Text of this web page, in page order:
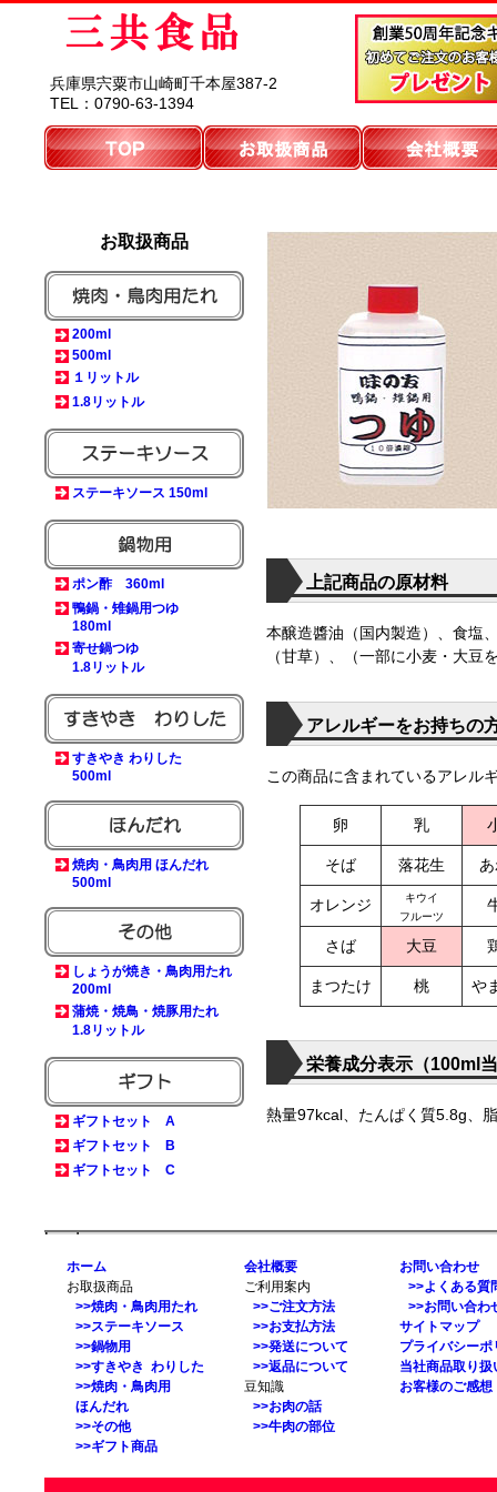
兵庫県宍粟市山崎町千本屋387-2
TEL：0790-63-1394
上記商品の原材料
本醸造醬油（国内製造）、食塩
（甘草）、（一部に小麦・大豆
アレルギーをお持ちの
この商品に含まれているアレル
卵 乳
そば 落花生
オレンジ
キウイ
フルーツ
さば 大豆
まつたけ 桃 や
栄養成分表示（100ml
熱量97kcal、たんぱく質5.8g、
お取扱商品
200ml
500ml
１リットル
1.8リットル
ステーキソース 150ml
ポン酢 360ml
鴨鍋・雉鍋用つゆ
180ml
寄せ鍋つゆ
1.8リットル
すきやき わりした
500ml
焼肉・鳥肉用 ほんだれ
500ml
しょうが焼き・鳥肉用たれ
200ml
蒲焼・焼鳥・焼豚用たれ
1.8リットル
ギフトセット A
ギフトセット B
ギフトセット C
border
ホーム
お取扱商品
>>焼肉・鳥肉用たれ
>>ステーキソース
>>鍋物用
>>すきやき わりした
>>焼肉・鳥肉用
ほんだれ
>>その他
>>ギフト商品
会社概要
ご利用案内
>>ご注文方法
>>お支払方法
>>発送について
>>返品について
豆知識
>>お肉の話
>>牛肉の部位
お問い合わせ
>>よくある質
>>お問い合わ
サイトマップ
プライバシーポ
当社商品取り扱
お客様のご感想